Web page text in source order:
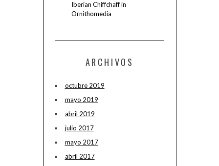
Iberian Chiffchaff in
Ornithomedia
ARCHIVOS
octubre 2019
mayo 2019
abril 2019
julio 2017
mayo 2017
abril 2017